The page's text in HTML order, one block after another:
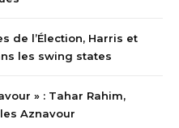
de l’Élection, Harris et
les swing states
» : Tahar Rahim,
Aznavour